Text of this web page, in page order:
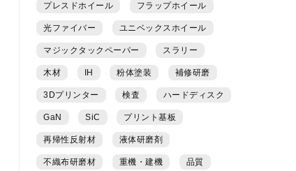
プレスドホイール フラップホイール
光ファイバー ユニベックスホイール
マジックタックペーパー スラリー
木材 IH 粉体塗装 補修研磨
3Dプリンター 検査 ハードディスク
GaN SiC プリント基板
再帰性反射材 液体研磨剤
不織布研磨材 重機・建機 品質